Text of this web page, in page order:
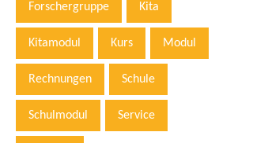
Forschergruppe Kita
Kitamodul Kurs Modul
Rechnungen Schule
Schulmodul Service